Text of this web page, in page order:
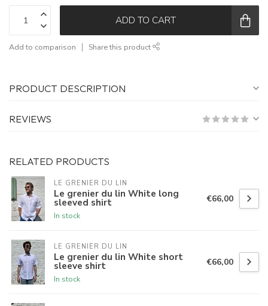
ADD TO CART
Add to comparison Share this product
PRODUCT DESCRIPTION
REVIEWS
RELATED PRODUCTS
LE GRENIER DU LIN
Le grenier du lin White long
sleeved shirt
In stock
€66,00
LE GRENIER DU LIN
Le grenier du lin White short
sleeve shirt
In stock
€66,00